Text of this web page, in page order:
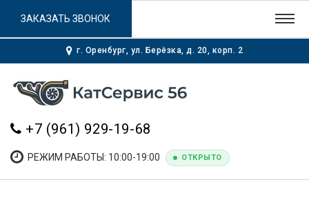
г. Оренбург, ул. Берёзка, д. 20, корп. 2
+7 (961) 929-19-68
РЕЖИМ РАБОТЫ: 10:00-19:00 ОТКРЫТО
ЗАКАЗАТЬ ЗВОНОК